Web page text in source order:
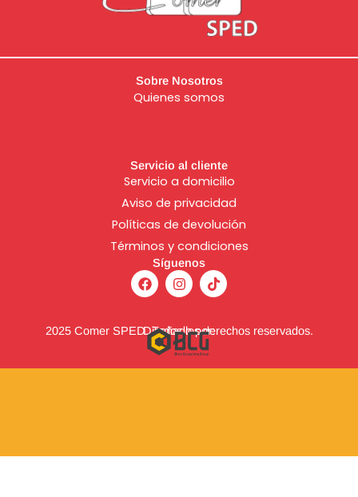
Sobre Nosotros
Quienes somos
Servicio al cliente
Servicio a domicilio
Aviso de privacidad
Políticas de devolución
Términos y condiciones
Síguenos
F
a
c
b
o
o
k
I
n
s
a
g
r
a
T
i
k
o
2025 Comer SPED. Todos los derechos reservados.
Diseñado por: